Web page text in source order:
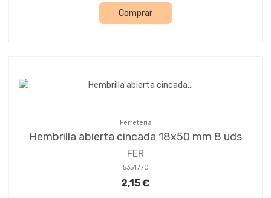
Comprar
Ferretería
Hembrilla abierta cincada 18x50 mm 8 uds
FER
5351770
2,15 €